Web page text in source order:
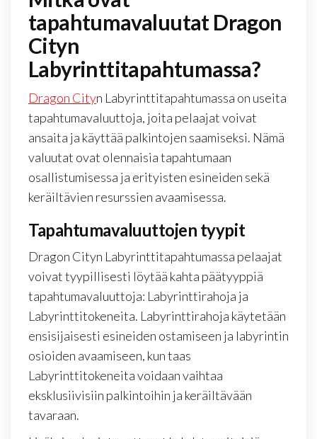
tapahtumavaluutat Dragon
Cityn
Labyrinttitapahtumassa?
Dragon Cityn Labyrinttitapahtumassa on useita
tapahtumavaluuttoja, joita pelaajat voivat
ansaita ja käyttää palkintojen saamiseksi. Nämä
valuutat ovat olennaisia tapahtumaan
osallistumisessa ja erityisten esineiden sekä
keräiltävien resurssien avaamisessa.
Tapahtumavaluuttojen tyypit
Dragon Cityn Labyrinttitapahtumassa pelaajat
voivat tyypillisesti löytää kahta päätyyppiä
tapahtumavaluuttoja: Labyrinttirahoja ja
Labyrinttitokeneita. Labyrinttirahoja käytetään
ensisijaisesti esineiden ostamiseen ja labyrintin
osioiden avaamiseen, kun taas
Labyrinttitokeneita voidaan vaihtaa
eksklusiivisiin palkintoihin ja keräiltävään
tavaraan.